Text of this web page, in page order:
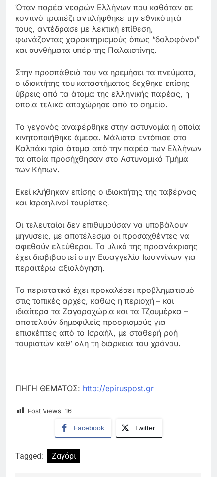
Όταν παρέα νεαρών Ελλήνων που καθόταν σε
κοντινό τραπέζι αντιλήφθηκε την εθνικότητά
τους, αντέδρασε με λεκτική επίθεση,
φωνάζοντας χαρακτηρισμούς όπως “δολοφόνοι”
και συνθήματα υπέρ της Παλαιστίνης.
Στην προσπάθειά του να ηρεμήσει τα πνεύματα,
ο ιδιοκτήτης του καταστήματος δέχθηκε επίσης
ύβρεις από τα άτομα της ελληνικής παρέας, η
οποία τελικά αποχώρησε από το σημείο.
Το γεγονός αναφέρθηκε στην αστυνομία η οποία
κινητοποιήθηκε άμεσα. Μάλιστα εντόπισε στο
Καλπάκι τρία άτομα από την παρέα των Ελλήνων
τα οποία προσήχθησαν στο Αστυνομικό Τμήμα
των Κήπων.
Εκεί κλήθηκαν επίσης ο ιδιοκτήτης της ταβέρνας
και Ισραηλινοί τουρίστες.
Οι τελευταίοι δεν επιθυμούσαν να υποβάλουν
μηνύσεις, με αποτέλεσμα οι προσαχθέντες να
αφεθούν ελεύθεροι. Το υλικό της προανάκρισης
έχει διαβιβαστεί στην Εισαγγελία Ιωαννίνων για
περαιτέρω αξιολόγηση.
Το περιστατικό έχει προκαλέσει προβληματισμό
στις τοπικές αρχές, καθώς η περιοχή – και
ιδιαίτερα τα Ζαγοροχώρια και τα Τζουμέρκα –
αποτελούν δημοφιλείς προορισμούς για
επισκέπτες από το Ισραήλ, με σταθερή ροή
τουριστών καθ’ όλη τη διάρκεια του χρόνου.
ΠΗΓΗ ΘΕΜΑΤΟΣ: http://epiruspost.gr
Post Views: 16
Facebook Twitter
Tagged: Ζαγόρι